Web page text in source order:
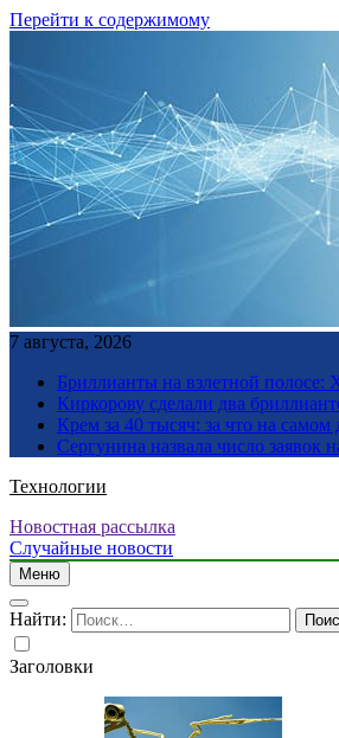
Перейти к содержимому
7 августа, 2026
Бриллианты на взлетной полосе:
Киркорову сделали два
Крем за 40 тысяч: за что на
Сергунина назвала число заявок
Технологии
Новостная рассылка
Случайные новости
Меню
Найти:
Заголовки